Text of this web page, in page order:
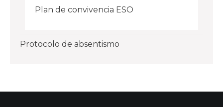
Plan de convivencia ESO
Protocolo de absentismo